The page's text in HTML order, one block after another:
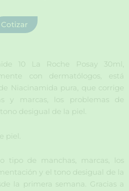
Cotizar
10 La Roche Posay 30ml,
con dermatólogos, está
Niacinamida pura, que corrige
y marcas, los problemas de
desigual de la piel.
piel.
tipo de manchas, marcas, los
y el tono desigual de la
la primera semana. Gracias a